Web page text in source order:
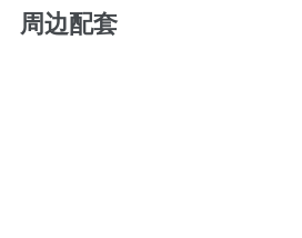
周边配套